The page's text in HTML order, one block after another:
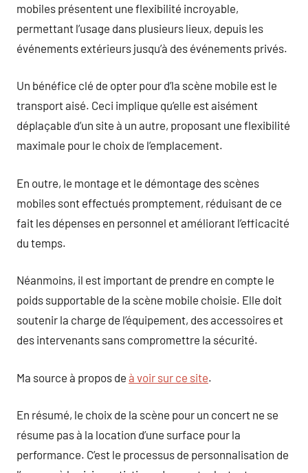
mobiles présentent une flexibilité incroyable,
permettant l’usage dans plusieurs lieux, depuis les
événements extérieurs jusqu’à des événements privés.
Un bénéfice clé de opter pour d’la scène mobile est le
transport aisé. Ceci implique qu’elle est aisément
déplaçable d’un site à un autre, proposant une flexibilité
maximale pour le choix de l’emplacement.
En outre, le montage et le démontage des scènes
mobiles sont effectués promptement, réduisant de ce
fait les dépenses en personnel et améliorant l’efficacité
du temps.
Néanmoins, il est important de prendre en compte le
poids supportable de la scène mobile choisie. Elle doit
soutenir la charge de l’équipement, des accessoires et
des intervenants sans compromettre la sécurité.
Ma source à propos de à voir sur ce site.
En résumé, le choix de la scène pour un concert ne se
résume pas à la location d’une surface pour la
performance. C’est le processus de personnalisation de